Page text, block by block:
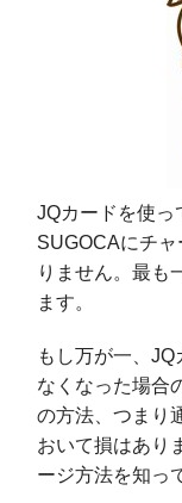
JQカードを使っ
SUGOCAにチ
りません。最も
ます。
もし万が一、
なくなった場合
の方法、つまり
おいて損はあり
ージ方法を知っ